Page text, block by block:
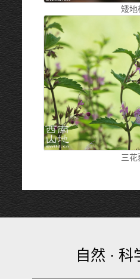
矮地
三花
自然 · 科